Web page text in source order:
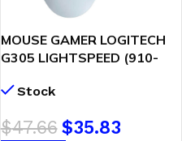
MOUSE GAMER LOGITECH
G305 LIGHTSPEED (910-
Stock
$47.66 $35.83